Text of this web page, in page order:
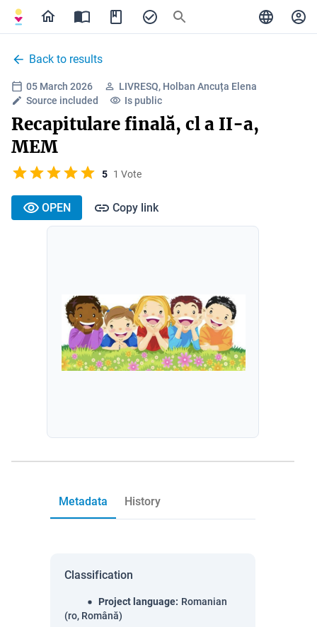
Back to results
05 March 2026
LIVRESQ, Holban Ancuța Elena
Source included
Is public
Recapitulare finală, cl a II-a,
MEM
5 1 Vote
OPEN Copy link
Metadata History
Classification
Project language: Romanian
(ro, Română)